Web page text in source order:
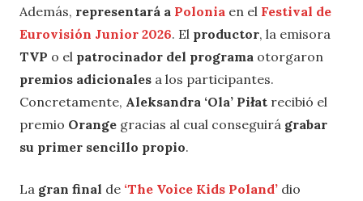
Además, representará a Polonia en el Festival de
Eurovisión Junior 2026. El productor, la emisora
TVP o el patrocinador del programa otorgaron
premios adicionales a los participantes.
Concretamente, Aleksandra ‘Ola’ Piłat recibió el
premio Orange gracias al cual conseguirá grabar
su primer sencillo propio.
La gran final de ‘The Voice Kids Poland’ dio